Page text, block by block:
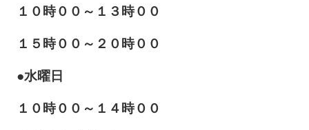
１０ 時００～１３時００
１５時００～２０時００
●水曜日
１０時００～１４時００